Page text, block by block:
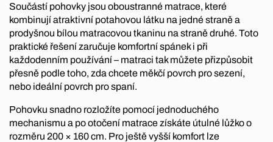
Součástí pohovky jsou oboustranné matrace, které
kombinují atraktivní potahovou látku na jedné straně a
prodyšnou bílou matracovou tkaninu na straně druhé. Toto
praktické řešení zaručuje komfortní spánek i při
každodenním používání – matraci tak můžete přizpůsobit
přesně podle toho, zda chcete měkčí povrch pro sezení,
nebo ideální povrch pro spaní.
Pohovku snadno rozložíte pomocí jednoduchého
mechanismu a po otočení matrace získáte útulné lůžko o
rozměru 200 × 160 cm. Pro ještě vyšší komfort lze